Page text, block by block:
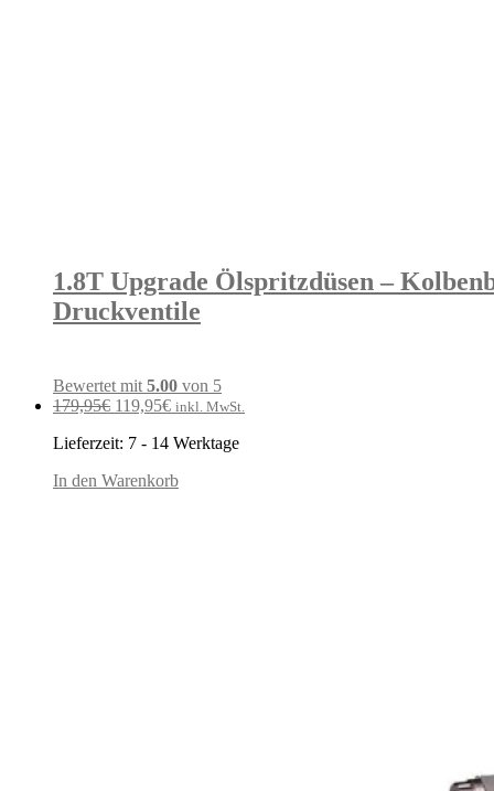
1.8T Upgrade Ölspritzdüsen –
Druckventile
Bewertet mit 5.00 von 5
179,95€ Ursprünglicher
war:
119,95€Aktueller
ist:
inkl. MwSt.
Lieferzeit: 7 - 14 Werktage
In den Warenkorb